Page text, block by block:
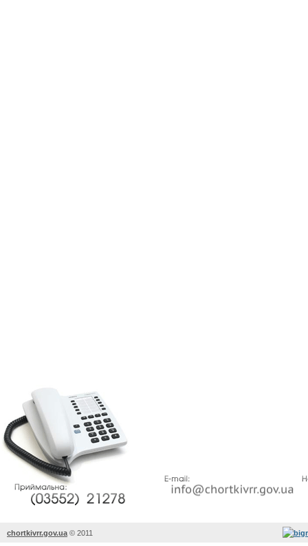
chortkivrr.gov.ua © 2011